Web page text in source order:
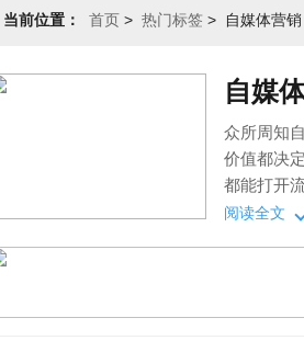
当前位置： 首页 > 热门标签 > 自媒体营销
自媒
众所周知
价值都决
都能打开
内容的生
阅读全文